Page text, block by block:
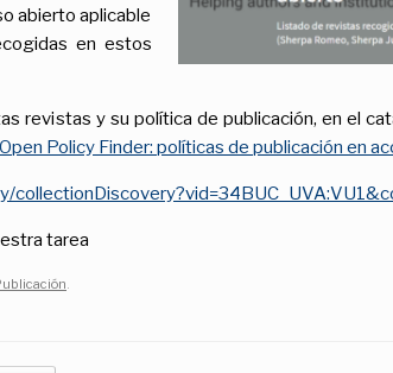
abierto aplicable
en estos
revistas y su política de publicación, en el
Policy Finder: políticas de publicación en
tarea